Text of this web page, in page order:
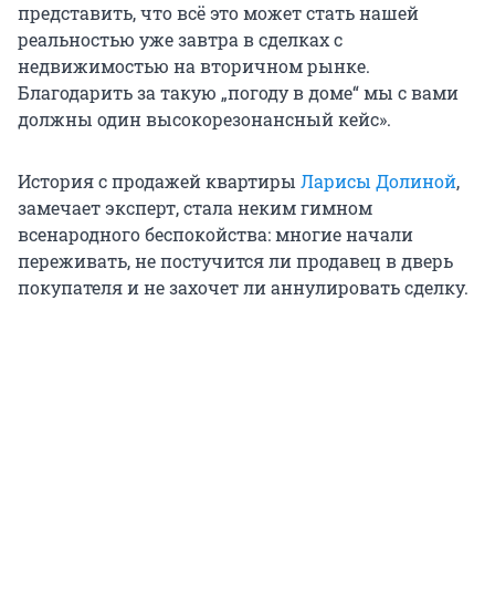
представить, что всё это может стать нашей
реальностью уже завтра в сделках с
недвижимостью на вторичном рынке.
Благодарить за такую „погоду в доме“ мы с вами
должны один высокорезонансный кейс».
История с продажей квартиры Ларисы Долиной,
замечает эксперт, стала неким гимном
всенародного беспокойства: многие начали
переживать, не постучится ли продавец в дверь
покупателя и не захочет ли аннулировать сделку.